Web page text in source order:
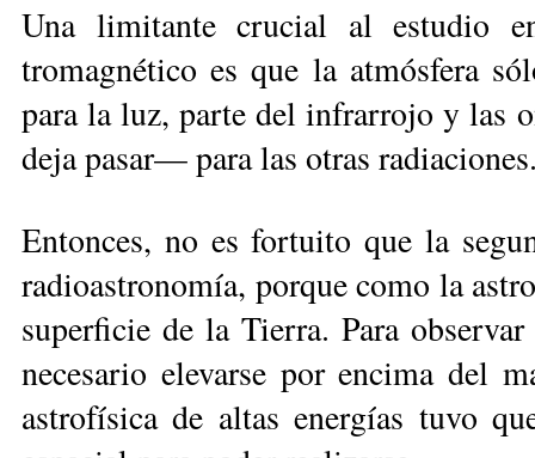
Una limitante crucial al estudio
tromagnético es que la atmósfera
para la luz, parte del infrarrojo y las
deja pasar— para las otras
Entonces, no es fortuito que la
radioastronomía, porque como la
superficie de la Tierra. Pa­ra
necesario elevarse por encima del
astrofísica de altas energías tuvo